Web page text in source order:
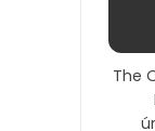
The